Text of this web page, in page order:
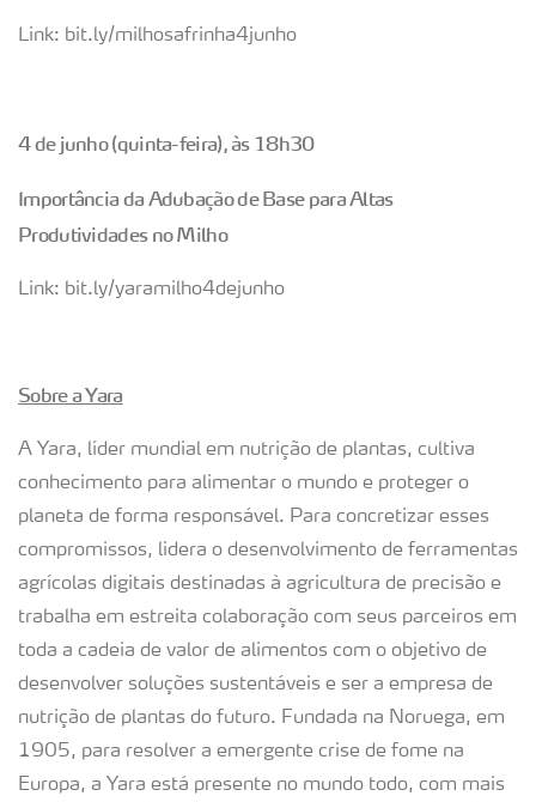
Link: bit.ly/milhosafrinha4junho
4 de junho (quinta-feira), às 18h30
Importância da Adubação de Base para Altas
Produtividades no Milho
Link: bit.ly/yaramilho4dejunho
Sobre a Yara
A Yara, líder mundial em nutrição de plantas, cultiva
conhecimento para alimentar o mundo e proteger o
planeta de forma responsável. Para concretizar esses
compromissos, lidera o desenvolvimento de ferramentas
agrícolas digitais destinadas à agricultura de precisão e
trabalha em estreita colaboração com seus parceiros em
toda a cadeia de valor de alimentos com o objetivo de
desenvolver soluções sustentáveis e ser a empresa de
nutrição de plantas do futuro. Fundada na Noruega, em
1905, para resolver a emergente crise de fome na
Europa, a Yara está presente no mundo todo, com mais